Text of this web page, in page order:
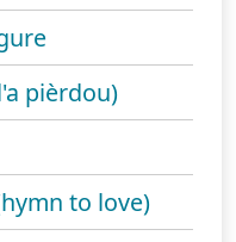
pièrdou)
to love)